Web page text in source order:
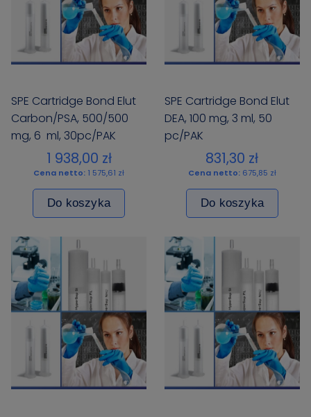
SPE Cartridge Bond Elut
Carbon/PSA, 500/500
mg, 6 ml, 30pc/PAK
1 938,00 zł
Cena netto: 1 575,61 zł
Do koszyka
SPE Cartridge Bond Elut
DEA, 100 mg, 3 ml, 50
pc/PAK
831,30 zł
Cena netto: 675,85 zł
Do koszyka